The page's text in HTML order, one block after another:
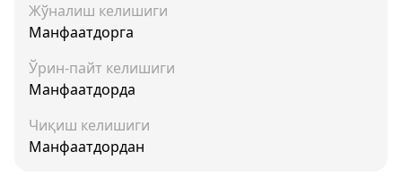
Жўналиш келишиги
Манфаатдорга
Ўрин-пайт келишиги
Манфаатдорда
Чиқиш келишиги
Манфаатдордан